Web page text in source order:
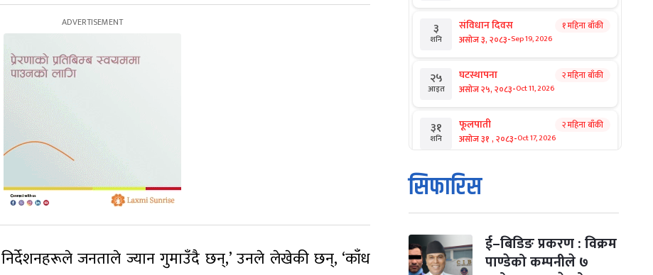
निर्देशनहरूले जनताले ज्यान गुमाउँदै छन्,’ उनले लेखेकी छन्, ‘काँध
३
शनि
संविधान दिवस
असोज ३, २०८३-Sep 19, 2026
१ महिना बाँकी
२५
आइत
घटस्थापना
असोज २५, २०८३-Oct 11, 2026
२ महिना बाँकी
३१
शनि
फूलपाती
असोज ३१ , २०८३-Oct 17, 2026
२ महिना बाँकी
१
आइत
कार्तिक सङ्क्रान्ति
कार्तिक १, २०८३
मंगल कार्तिक ३, २०८३-Oct 20, 2026
सिफारिस
ई–बिडिङ प्रकरण : विक्रम
पाण्डेको कम्पनीले ७